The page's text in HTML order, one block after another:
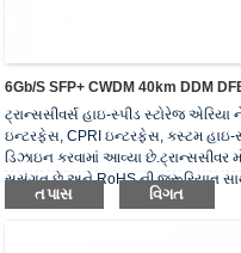
6Gb/s SFP+ CWDM 40km DDM
ટ્રાન્સસીવર્સ હાઇ-સ્પીડ સ્ટોરેજ
ઇન્ટરફેસ, CPRI ઇન્ટરફેસ, કસ્ટમ હાઇ-
ડિઝાઇન કરવામાં આવ્યા છે.ટ્રાન્સસીવર
સુસંગત છે અને RoHS ની જરૂરિયાત
તપાસ વિગત